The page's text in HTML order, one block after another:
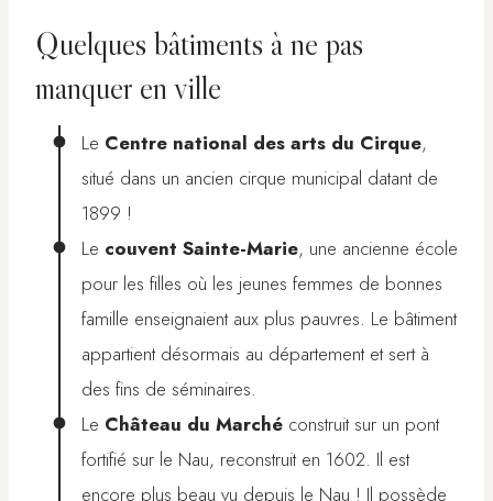
Quelques bâtiments à ne pas
manquer en ville
Le Centre national des arts du Cirque,
situé dans un ancien cirque municipal datant de
1899 !
Le couvent Sainte-Marie, une ancienne école
pour les filles où les jeunes femmes de bonnes
famille enseignaient aux plus pauvres. Le bâtiment
appartient désormais au département et sert à
des fins de séminaires.
Le Château du Marché construit sur un pont
fortifié sur le Nau, reconstruit en 1602. Il est
encore plus beau vu depuis le Nau ! Il possède